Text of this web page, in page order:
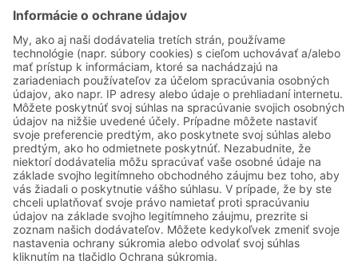
Referencie z odvetvia
priemyselnej výroby
Systémové riešenia
Intralogistické riešenia
Prepravky a boxy
Regálové systémy